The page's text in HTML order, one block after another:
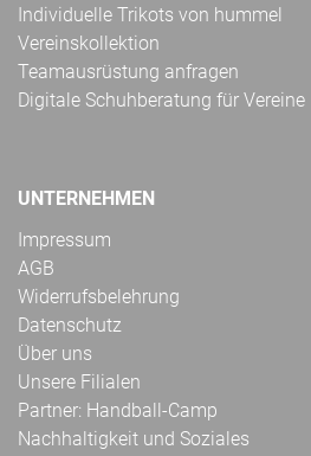
Individuelle Trikots von hummel
Vereinskollektion
Teamausrüstung anfragen
Digitale Schuhberatung für Vereine
UNTERNEHMEN
Impressum
AGB
Widerrufsbelehrung
Datenschutz
Über uns
Unsere Filialen
Partner: Handball-Camp
Nachhaltigkeit und Soziales